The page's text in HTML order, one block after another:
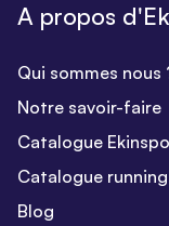
A propos
Qui sommes nous
Notre savoir-faire
Catalogue
Catalogue
Blog